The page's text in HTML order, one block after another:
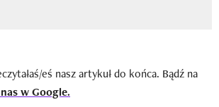
eś nasz artykuł do końca. Bądź na
w Google.